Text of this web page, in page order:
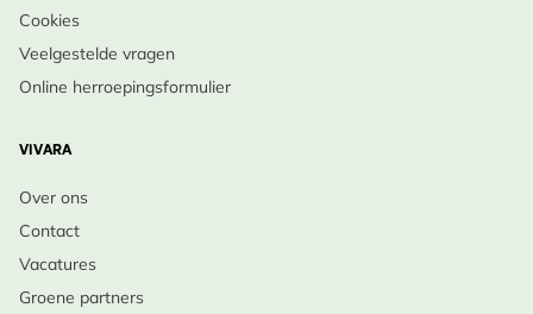
Cookies
Veelgestelde vragen
Online herroepingsformulier
VIVARA
Over ons
Contact
Vacatures
Groene partners